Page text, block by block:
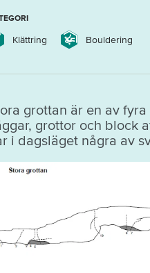
Klättring Bouldering
grottan är en av
grottor och block
i dagsläget några av